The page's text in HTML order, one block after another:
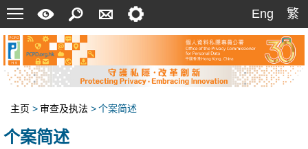
菜
单
速
指
南
索
络
我
定
Eng
繁
繁
主页 > 审查及执法 >个案简述
个案简述